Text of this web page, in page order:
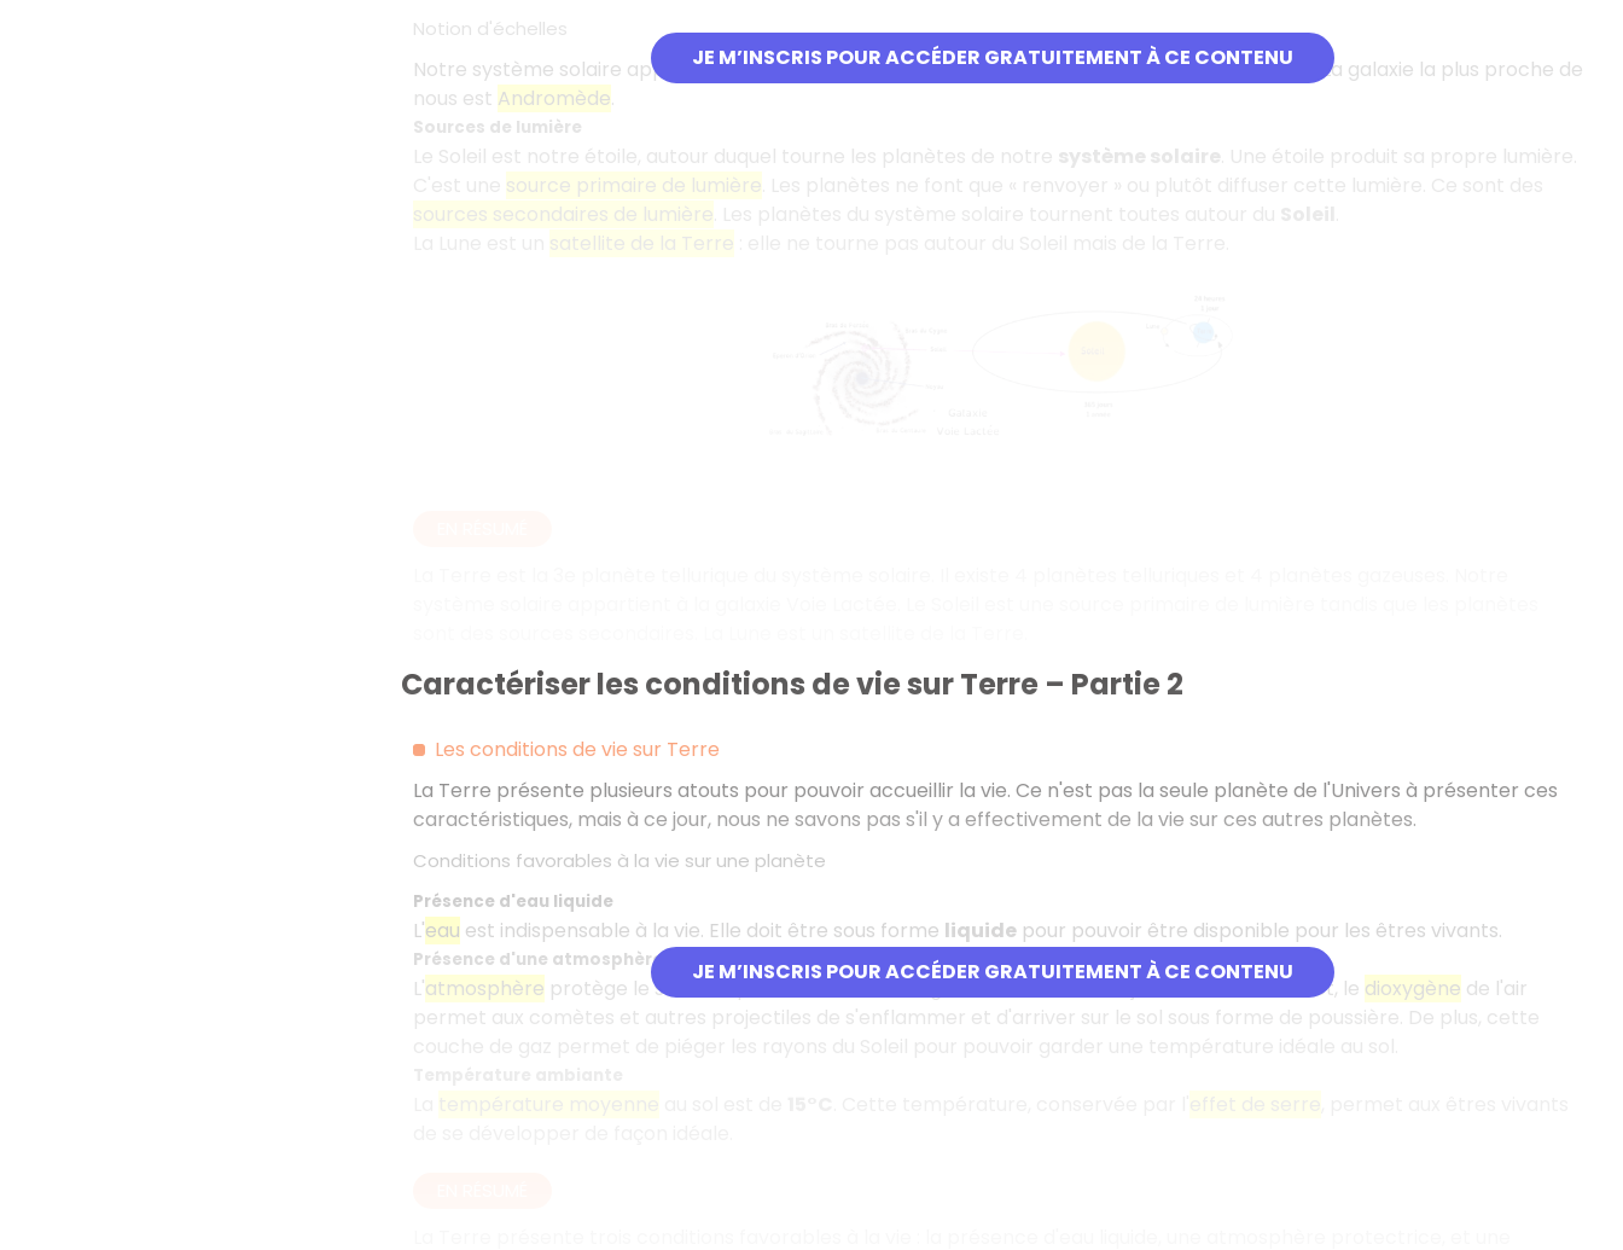
JE M’INSCRIS POUR ACCÉDER GRATUITEMENT À CE CONTENU
Notion d'échelles
Notre système solaire appartient à la galaxieVoie Lactée. C'est une galaxie parmi tant d'autres. La galaxie la plus proche de
nous est Andromède.
Sources de lumière
Le Soleil est notre étoile, autour duquel tourne les planètes de notre système solaire . Une étoile produit sa propre lumière.
source primaire de lumière
sources secondaires de lumière
JE M’INSCRIS POUR ACCÉDER GRATUITEMENT À CE CONTENU
Caractériser les conditions de vie sur Terre – Partie 2
Les conditions de vie sur Terre
La Terre présente plusieurs atouts pour pouvoir accueillir la vie. Ce n'est pas la seule planète de l'Univers à présenter ces
caractéristiques, mais à ce jour, nous ne savons pas s'il y a effectivement de la vie sur ces autres planètes.
Conditions favorables à la vie sur une planète
Présence d'eau liquide
L'eau est indispensable à la vie. Elle doit être sous forme liquidepour pouvoir être disponible pour les êtres vivants.
Présence d'une atmosphère
L'atmosphère protège le sol de la planète contre les agressions d'autres objets célestes. En effet, le dioxygène de l'air
permet aux comètes et autres projectiles de s'enflammer et d'arriver sur le sol sous forme de poussière. De plus, cette